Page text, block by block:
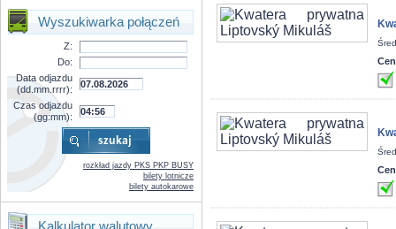
Wyszukiwarka połączeń
Z:
Do:
Data odjazdu
(dd.mm.rrrr):
Czas odjazdu
(gg:mm):
rozkład jazdy PKS PKP BUSY
bilety lotnicze
bilety autokarowe
Kalkulator walutowy